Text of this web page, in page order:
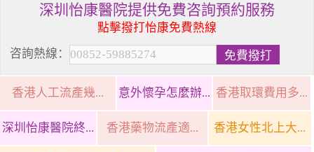
深圳怡康醫院提供免費咨詢預約服務
點擊撥打怡康免費熱線
咨詢熱線：
香港人工流產幾... 意外懷孕怎麼辦... 香港取環費用多...
深圳怡康醫院終... 香港藥物流產適... 香港女性北上大...